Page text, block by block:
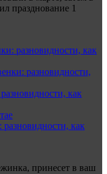
празднование 1
разновидности, как
разновидности,
как
как
принесет в ваш